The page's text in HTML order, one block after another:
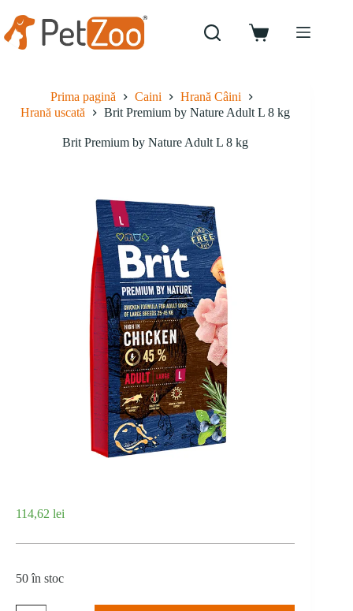
conținut
Coș
Prima pagină Caini
Hrană Câini
Hrană uscată
Brit Premium by Nature Adult L 8 kg
Brit Premium by Nature Adult L 8 kg
114,62 lei
50 în stoc